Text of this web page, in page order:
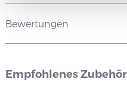
Bewertungen
Empfohlenes Zubehör